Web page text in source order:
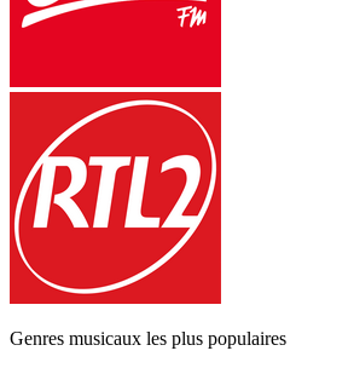
Genres musicaux les plus populaires